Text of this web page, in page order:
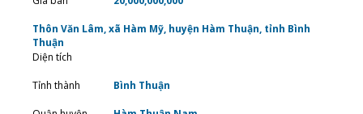
Thôn Văn Lâm, xã Hàm Mỹ, huyện Hàm Thuận, tỉnh Bình
Thuận
Diện tích
Tỉnh thành Bình Thuận